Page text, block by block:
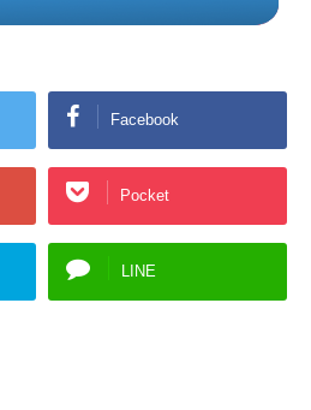
Facebook
Pocket
LINE